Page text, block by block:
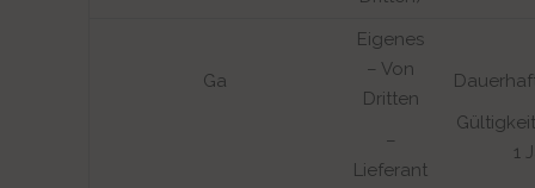
Ga
Eigenes
– Von
Dritten
–
Lieferant
1